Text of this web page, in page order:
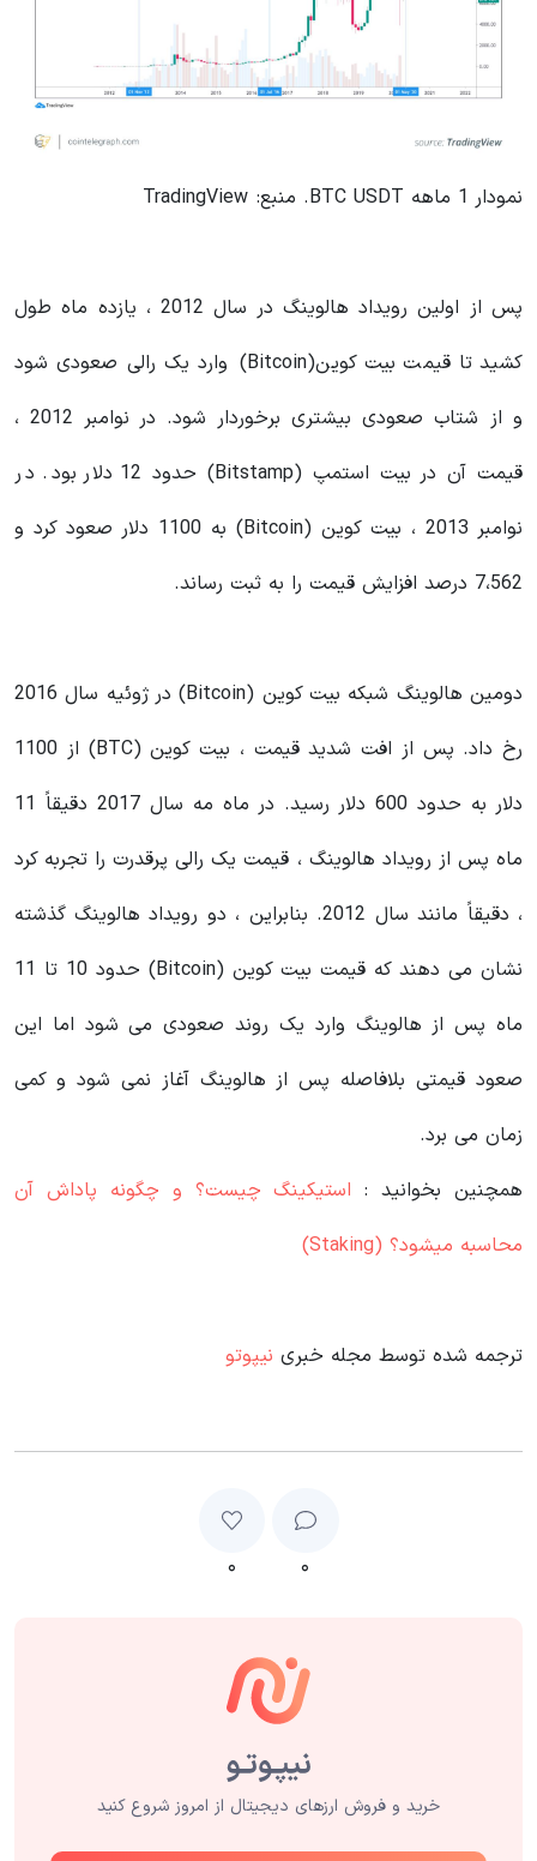
نمودار 1 ماهه BTC USDT. منبع: TradingView
پس از اولین رویداد هالوینگ در سال 2012 ، یازده ماه طول
کشید تا قیمت بیت کوین(Bitcoin) وارد یک رالی صعودی شود
و از شتاب صعودی بیشتری برخوردار شود. در نوامبر 2012 ،
قیمت آن در بیت استمپ (Bitstamp) حدود 12 دلار بود. در
نوامبر 2013 ، بیت کوین (Bitcoin) به 1100 دلار صعود کرد و
7،562 درصد افزایش قیمت را به ثبت رساند.
دومین هالوینگ شبکه بیت کوین (Bitcoin) در ژوئیه سال 2016
رخ داد. پس از افت شدید قیمت ، بیت کوین (BTC) از 1100
دلار به حدود 600 دلار رسید. در ماه مه سال 2017 دقیقاً 11
ماه پس از رویداد هالوینگ ، قیمت یک رالی پرقدرت را تجربه کرد
، دقیقاً مانند سال 2012. بنابراین ، دو رویداد هالوینگ گذشته
نشان می دهند که قیمت بیت کوین (Bitcoin) حدود 10 تا 11
ماه پس از هالوینگ وارد یک روند صعودی می شود اما این
صعود قیمتی بلافاصله پس از هالوینگ آغاز نمی شود و کمی
زمان می برد.
همچنین بخوانید : استیکینگ چیست؟ و چگونه پاداش آن
محاسبه میشود؟ (Staking)
ترجمه شده توسط مجله خبری نیپوتو
۰ ۰
خرید و فروش ارزهای دیجیتال از امروز شروع کنید